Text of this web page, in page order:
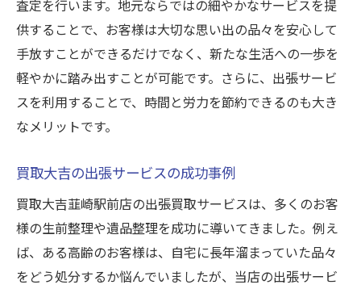
査定を行います。地元ならではの細やかなサービスを提
供することで、お客様は大切な思い出の品々を安心して
手放すことができるだけでなく、新たな生活への一歩を
軽やかに踏み出すことが可能です。さらに、出張サービ
スを利用することで、時間と労力を節約できるのも大き
なメリットです。
買取大吉の出張サービスの成功事例
買取大吉韮崎駅前店の出張買取サービスは、多くのお客
様の生前整理や遺品整理を成功に導いてきました。例え
ば、ある高齢のお客様は、自宅に長年溜まっていた品々
をどう処分するか悩んでいましたが、当店の出張サービ